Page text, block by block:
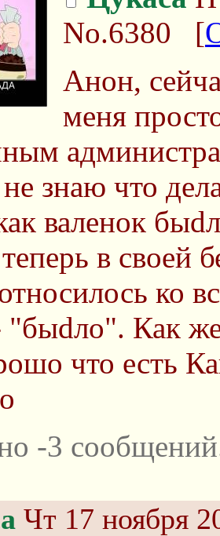
No.6380 [
Анон,
меня
знаю что
валенок
в своей
ко
"быdло". Как
что есть
-3
Чт 17 ноября